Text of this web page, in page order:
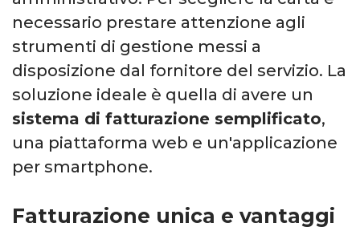
necessario prestare attenzione agli
strumenti di gestione messi a
disposizione dal fornitore del servizio. La
soluzione ideale è quella di avere un
sistema di fatturazione semplificato,
una piattaforma web e un'applicazione
per smartphone.
Fatturazione unica e vantaggi